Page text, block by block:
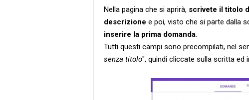
Nella pagina che si aprirà, scrivete il titolo
descrizione e poi, visto che si parte dalla
inserire la prima domanda.
Tutti questi campi sono precompilati, nel
senza titolo", quindi cliccate sulla scritta ed